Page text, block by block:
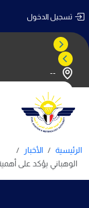
تسجيل الدخول
--
الرئيسية
الأخبار
الوهباني يؤكد على